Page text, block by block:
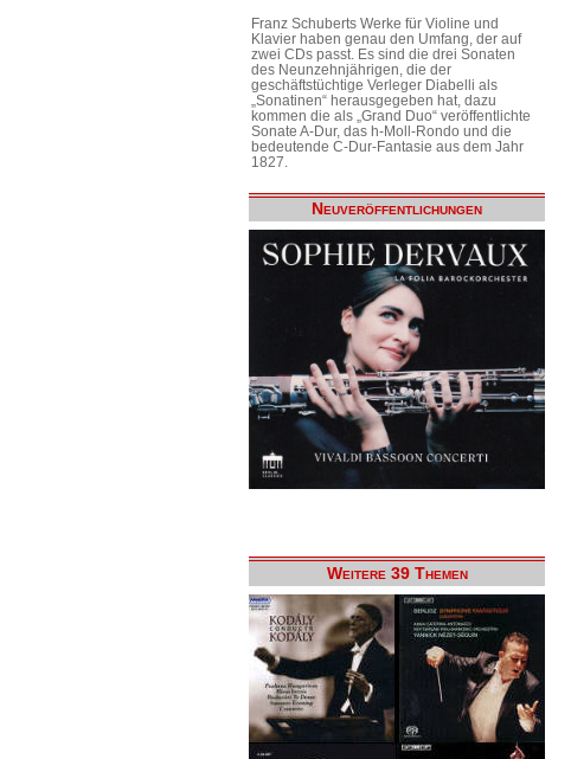
Franz Schuberts Werke für Violine und
Klavier haben genau den Umfang, der auf
zwei CDs passt. Es sind die drei Sonaten
des Neunzehnjährigen, die der
geschäftstüchtige Verleger Diabelli als
„Sonatinen“ herausgegeben hat, dazu
kommen die als „Grand Duo“ veröffentlichte
Sonate A-Dur, das h-Moll-Rondo und die
bedeutende C-Dur-Fantasie aus dem Jahr
1827.
Neuveröffentlichungen
Weitere 39 Themen